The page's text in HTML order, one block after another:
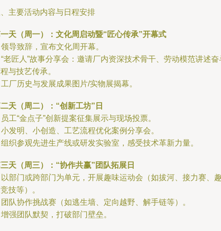
主要活动内容与日程安排
天（周一）：文化周启动暨“匠心传承”开幕式
导致辞，宣布文化周开幕。
老匠人”故事分享会：邀请厂内资深技术骨干、劳动模范讲述奋
与技艺传承。
厂历史与发展成果图片/实物展揭幕。
天（周二）：“创新工坊”日
工“金点子”创新提案征集展示与现场投票。
发明、小创造、工艺流程优化案例分享会。
织参观先进生产线或研发实验室，感受技术革新力量。
天（周三）：“协作共赢”团队拓展日
部门或跨部门为单元，开展趣味运动会（如拔河、接力赛、
技等）。
队协作挑战赛（如逃生墙、定向越野、解手链等）。
强团队默契，打破部门壁垒。